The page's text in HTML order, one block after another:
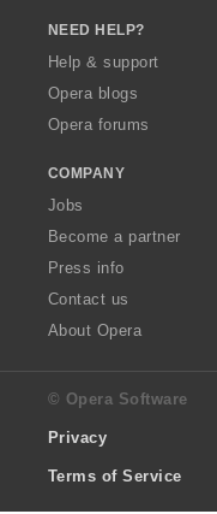
NEED HELP?
Help & support
Opera blogs
Opera forums
COMPANY
Jobs
Become a partner
Press info
Contact us
About Opera
© Opera Software
Privacy
Terms of Service